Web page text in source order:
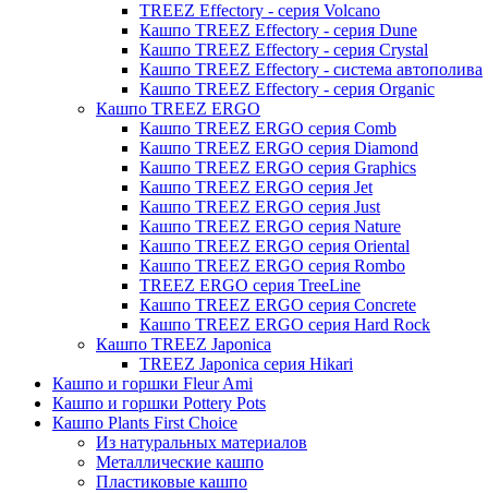
TREEZ Effectory - серия Volcano
Кашпо TREEZ Effectory - серия Dune
Кашпо TREEZ Effectory - серия Crystal
Кашпо TREEZ Effectory - система автополива
Кашпо TREEZ Effectory - серия Organic
Кашпо TREEZ ERGO
Кашпо TREEZ ERGO серия Comb
Кашпо TREEZ ERGO серия Diamond
Кашпо TREEZ ERGO серия Graphics
Кашпо TREEZ ERGO серия Jet
Кашпо TREEZ ERGO серия Just
Кашпо TREEZ ERGO серия Nature
Кашпо TREEZ ERGO серия Oriental
Кашпо TREEZ ERGO серия Rombo
TREEZ ERGO серия TreeLine
Кашпо TREEZ ERGO серия Concrete
Кашпо TREEZ ERGO серия Hard Rock
Кашпо TREEZ Japonica
TREEZ Japonica серия Hikari
Кашпо и горшки Fleur Ami
Кашпо и горшки Pottery Pots
Кашпо Plants First Choice
Из натуральных материалов
Металлические кашпо
Пластиковые кашпо